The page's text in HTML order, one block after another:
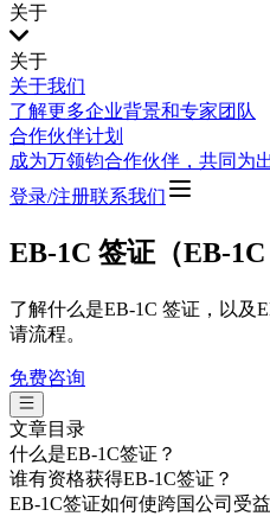
关于
关于
关于我们
了解更多企业背景和专家团队
合作伙伴计划
成为万领钧合作伙伴，共同为
登录/注册联系我们
EB-1C 签证（EB-1C
了解什么是EB-1C 签证，以
请流程。
免费咨询
文章目录
什么是EB-1C签证？
谁有资格获得EB-1C签证？
EB-1C签证如何使跨国公司受